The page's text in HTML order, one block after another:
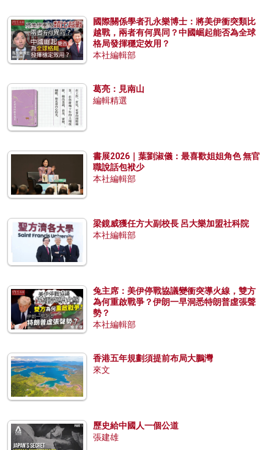
國際關係學者孔永樂博士：將美伊衝突類比
越戰，兩者有何異同？中國崛起能否為全球
格局發揮穩定效用？
本社編輯部
葛亮：見南山
編輯精選
書展2026｜葉劉淑儀：最喜歡姐姐角色 無官
職說話包袱少
本社編輯部
梁鏡威獲任方大副校長 呂大樂加盟社科院
本社編輯部
兔主席：美伊停戰協議變衝突導火線，雙方
為何重啟戰爭？伊朗一早洞悉特朗普虛張聲
勢？
本社編輯部
香港五年規劃須提前布局大鵬灣
來文
歷史給中國人一個公道
張建雄